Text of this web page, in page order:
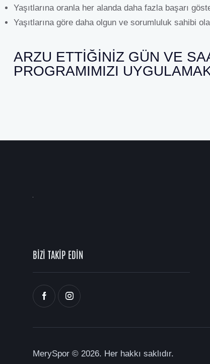
Yaşıtlarına oranla her alanda daha fazla başarı
Yaşıtlarına göre daha olgun ve sorumluluk sahibi
ARZU ETTIĞINIZ GÜN VE
PROGRAMIMIZI
BİZİ TAKİP EDİN
MerySpor © 2026. Her hakkı saklıdır.